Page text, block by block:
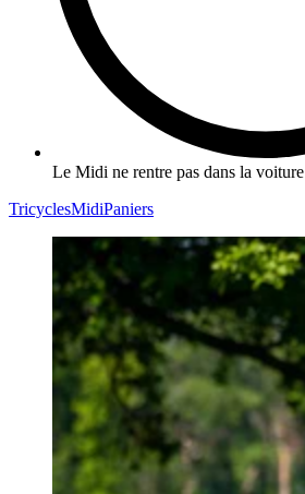
Le Midi ne rentre pas dans la voiture
TricyclesMidiPaniers